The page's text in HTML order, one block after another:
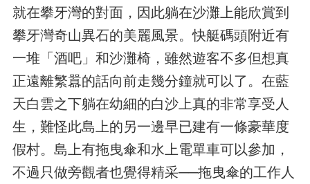
就在攀牙灣的對面，因此躺在沙灘上能欣賞到
攀牙灣奇山異石的美麗風景。快艇碼頭附近有
一堆「酒吧」和沙灘椅，雖然遊客不多但想真
正遠離繁囂的話向前走幾分鐘就可以了。在藍
天白雲之下躺在幼細的白沙上真的非常享受人
生，難怪此島上的另一邊早已建有一條豪華度
假村。島上有拖曳傘和水上電單車可以參加，
不過只做旁觀者也覺得精采──拖曳傘的工作人